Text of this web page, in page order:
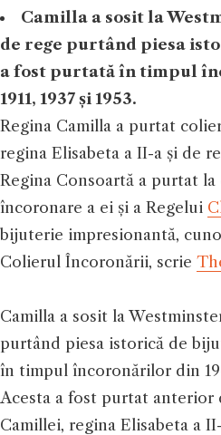
Camilla a sosit la
de rege purtând piesa
a fost purtată în timpul
1911, 1937 și 1953.
Regina Camilla a purtat
regina Elisabeta a II-a și de
Regina Consoartă a purtat la
încoronare a ei și a Regelui
bijuterie impresionantă,
Colierul Încoronării, scrie
Camilla a sosit la
purtând piesa istorică de
în timpul încoronărilor din
Acesta a fost purtat anterior
Camillei, regina Elisabeta a